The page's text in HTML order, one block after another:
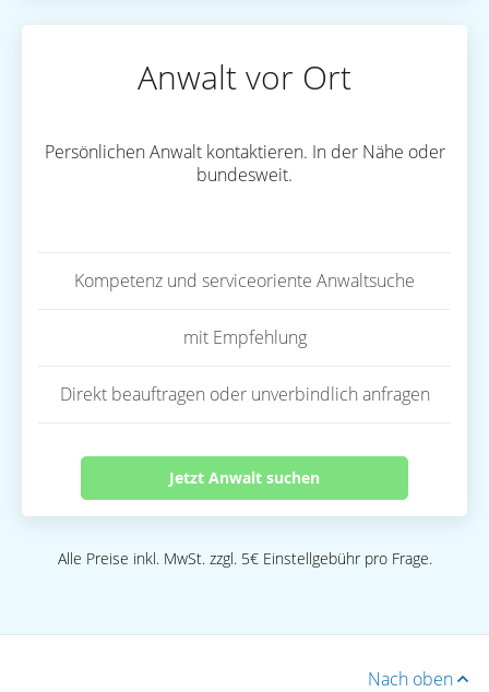
Anwalt vor Ort
Persönlichen Anwalt kontaktieren. In der Nähe oder
bundesweit.
Kompetenz und serviceoriente Anwaltsuche
mit Empfehlung
Direkt beauftragen oder unverbindlich anfragen
Jetzt Anwalt suchen
Alle Preise inkl. MwSt. zzgl. 5€ Einstellgebühr pro Frage.
Nach oben